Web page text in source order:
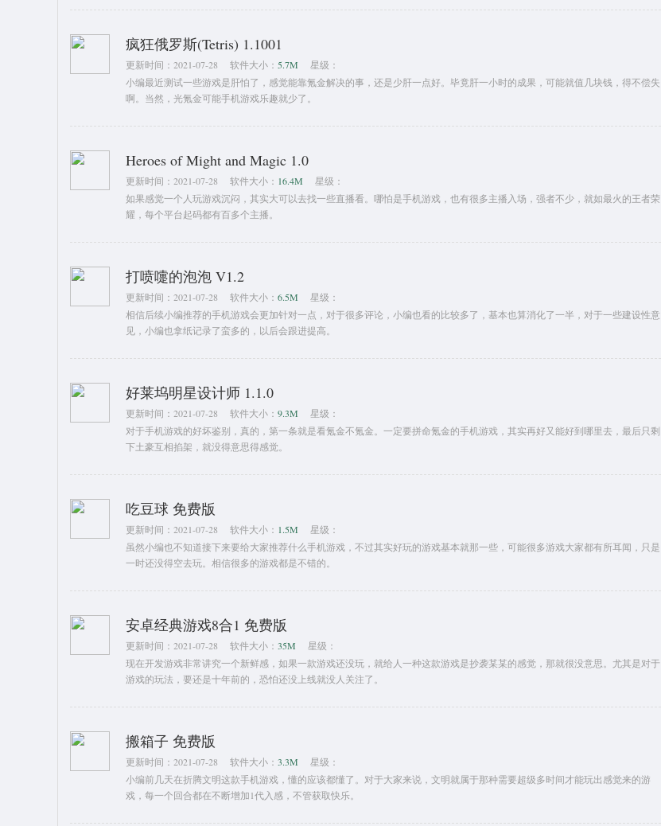
疯狂俄罗斯(Tetris) 1.1001
更新时间： 2021-07-28 软件大小： 5.7M
星级：
小编最近测试一些游戏是肝怕了，感觉能靠氪金解决的事，还是少肝一点好。毕竟肝一小时的成果，可能就值几块钱，得不偿失
啊。当然，光氪金可能手机游戏乐趣就少了。
Heroes of Might and Magic 1.0
更新时间： 2021-07-28 软件大小： 16.4M
星级：
如果感觉一个人玩游戏沉闷，其实大可以去找一些直播看。哪怕是手机游戏，也有很多主播入场，强者不少，就如最火的王者荣
耀，每个平台起码都有百多个主播。
打喷嚏的泡泡 V1.2
更新时间： 2021-07-28 软件大小： 6.5M
星级：
相信后续小编推荐的手机游戏会更加针对一点，对于很多评论，小编也看的比较多了，基本也算消化了一半，对于一些建设性意
见，小编也拿纸记录了蛮多的，以后会跟进提高。
好莱坞明星设计师 1.1.0
更新时间： 2021-07-28 软件大小： 9.3M
星级：
对于手机游戏的好坏鉴别，真的，第一条就是看氪金不氪金。一定要拼命氪金的手机游戏，其实再好又能好到哪里去，最后只剩
下土豪互相掐架，就没得意思得感觉。
吃豆球 免费版
更新时间： 2021-07-28 软件大小： 1.5M
星级：
虽然小编也不知道接下来要给大家推荐什么手机游戏，不过其实好玩的游戏基本就那一些，可能很多游戏大家都有所耳闻，只是
一时还没得空去玩。相信很多的游戏都是不错的。
安卓经典游戏8合1 免费版
更新时间： 2021-07-28 软件大小： 35M
星级：
现在开发游戏非常讲究一个新鲜感，如果一款游戏还没玩，就给人一种这款游戏是抄袭某某的感觉，那就很没意思。尤其是对于
游戏的玩法，要还是十年前的，恐怕还没上线就没人关注了。
搬箱子 免费版
更新时间： 2021-07-28 软件大小： 3.3M
星级：
小编前几天在折腾文明这款手机游戏，懂的应该都懂了。对于大家来说，文明就属于那种需要超级多时间才能玩出感觉来的游
戏，每一个回合都在不断增加1代入感，不管获取快乐。